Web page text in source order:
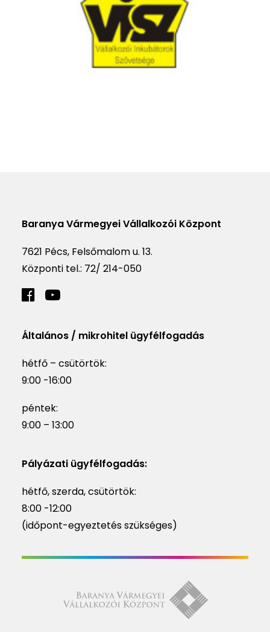
Baranya Vármegyei Vállalkozói Központ
7621 Pécs, Felsőmalom u. 13.
Központi tel.: 72/ 214-050
Általános / mikrohitel ügyfélfogadás
hétfő – csütörtök:
9:00 -16:00
péntek:
9:00 – 13:00
Pályázati ügyfélfogadás:
hétfő, szerda, csütörtök:
8:00 -12:00
(időpont-egyeztetés szükséges)